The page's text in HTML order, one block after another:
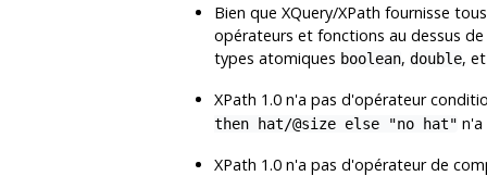
Bien que XQuery/XPath fournisse
opérateurs et fonctions au dessus
types atomiques boolean, double,
XPath 1.0 n'a pas d'opérateur
then hat/@size else "no hat" n'a
XPath 1.0 n'a pas d'opérateur de